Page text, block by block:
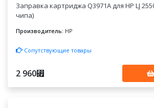
Заправка картриджа Q3971A для HP LJ
чипа)
Производитель: HP
Сопутствующие товары
2 960⃏